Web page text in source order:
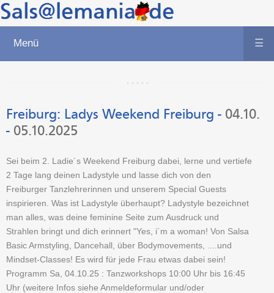
Menü ☰
Freiburg: Ladys Weekend Freiburg - 04.10.
- 05.10.2025
Sei beim 2. Ladie´s Weekend Freiburg dabei, lerne und vertiefe
2 Tage lang deinen Ladystyle und lasse dich von den
Freiburger Tanzlehrerinnen und unserem Special Guests
inspirieren. Was ist Ladystyle überhaupt? Ladystyle bezeichnet
man alles, was deine feminine Seite zum Ausdruck und
Strahlen bringt und dich erinnert "Yes, i´m a woman! Von Salsa
Basic Armstyling, Dancehall, über Bodymovements, ....und
Mindset-Classes! Es wird für jede Frau etwas dabei sein!
Programm Sa, 04.10.25 : Tanzworkshops 10:00 Uhr bis 16:45
Uhr (weitere Infos siehe Anmeldeformular und/oder